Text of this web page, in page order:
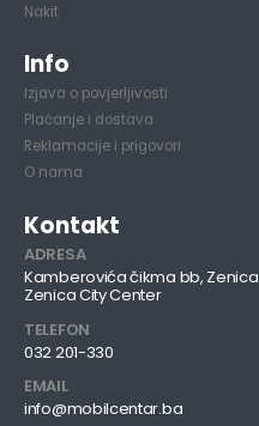
Nakit
Info
Izjava o povjerljivosti
Plaćanje i dostava
Reklamacije i prigovori
O nama
Kontakt
ADRESA
Kamberovića čikma bb, Zenica
Zenica City Center
TELEFON
032 201-330
EMAIL
info@mobilcentar.ba